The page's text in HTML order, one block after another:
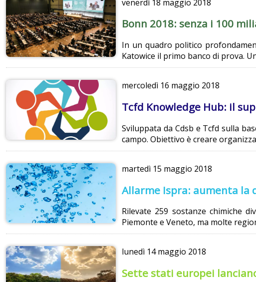
venerdì 18 maggio 2018
Bonn 2018: senza i 100
In un quadro politico
Katowice il primo banco di prova.
mercoledì 16 maggio 2018
Tcfd Knowledge Hub: il
Sviluppata da Cdsb e Tcfd sulla
campo. Obiettivo è creare
martedì 15 maggio 2018
Allarme Ispra: aumenta
Rilevate 259 sostanze chimiche
Piemonte e Veneto, ma molte
lunedì 14 maggio 2018
Sette stati europei